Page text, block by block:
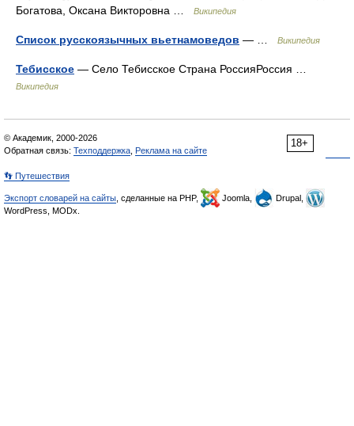
Богатова, Оксана Викторовна …
Википедия
Список русскоязычных вьетнамоведов — … Википедия
Тебисское — Село Тебисское Страна РоссияРоссия …
Википедия
18+
© Академик, 2000-2026
Обратная связь: Техподдержка Реклама на сайте
👣 Путешествия
Экспорт словарей на сайты , сделанные на PHP, Joomla,
Drupal,
WordPress, MODx.